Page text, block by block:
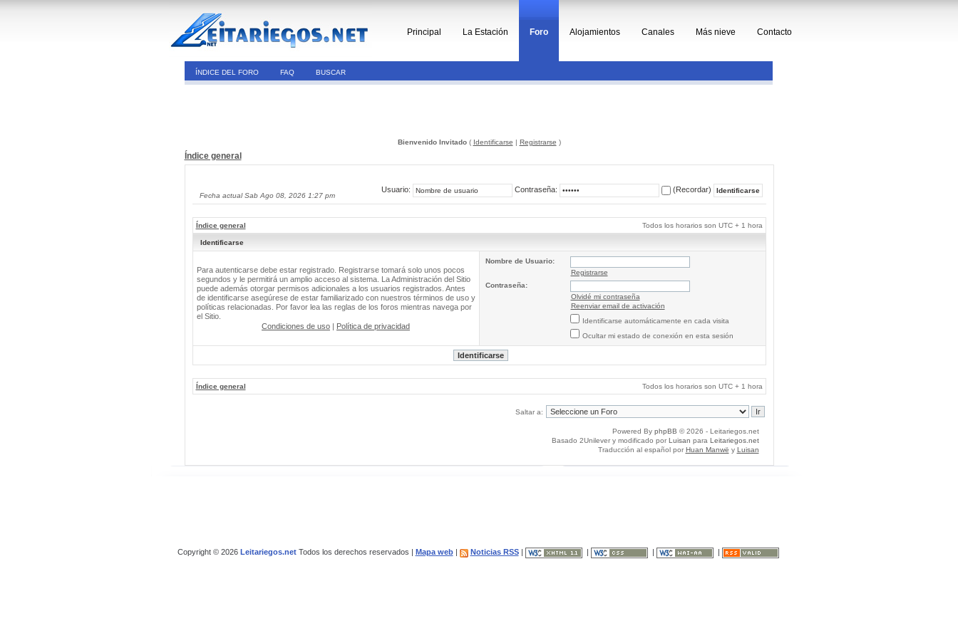
Principal La Estación Foro Alojamientos Canales Más nieve Contacto
ÍNDICE DEL FORO FAQ BUSCAR
Bienvenido Invitado( Identificarse | Registrarse )
Índice general
Fecha actual Sab Ago 08, 2026 1:27 pm
Usuario: Contraseña: (Recordar)
Índice general Todos los horarios son UTC + 1 hora
Identificarse
Para autenticarse debe estar registrado. Registrarse tomará solo unos pocos
segundos y le permitirá un amplio acceso al sistema. La Administración del Sitio
puede además otorgar permisos adicionales a los usuarios registrados. Antes
de identificarse asegúrese de estar familiarizado con nuestros términos de uso y
políticas relacionadas. Por favor lea las reglas de los foros mientras navega por
el Sitio.
Condiciones de uso | Política de privacidad
Nombre de Usuario:
Registrarse
Contraseña:
Olvidé mi contraseña
Reenviar email de activación
Identificarse automáticamente en cada visita
Ocultar mi estado de conexión en esta sesión
Índice general Todos los horarios son UTC + 1 hora
Saltar a:
Powered By phpBB © 2026 - Leitariegos.net
Basado 2Unilever y modificado por Luisan para Leitariegos.net
Traducción al español por Huan Manwë y Luisan
Copyright © 2026 Leitariegos.netTodos los derechos reservados | Mapa web| Noticias RSS|